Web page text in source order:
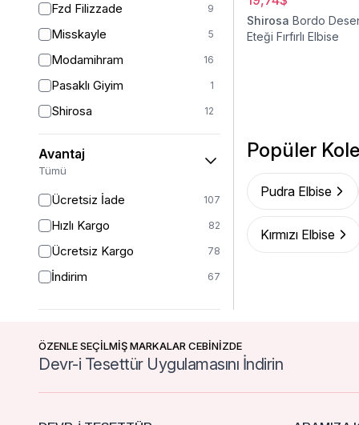
42
42/44
42-44 4
44 20
46 16
46-48 1
50
Fzd Filizzade 9
Misskayle 5
Modamihram 16
Pasaklı Giyim 1
Shirosa 12
Tuncay 8
Westbound 16
Avantaj
Tümü
Ücretsiz İade 107
Hızlı Kargo 82
Ücretsiz Kargo 78
İndirim 67
Shirosa Bordo
Eteği Fırfırlı Elbise
Popüler
Pudra Elbise
Kırmızı Elbise
ÖZENLE SEÇİLMİŞ MARKALAR CEBİNİZDE
Devr-i Tesettür Uygulamasını İndirin